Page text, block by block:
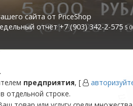
сайта от PriceShop
отчёт +7 (903) 342-2-575 5
.
предприятия, [
отдельной строке.